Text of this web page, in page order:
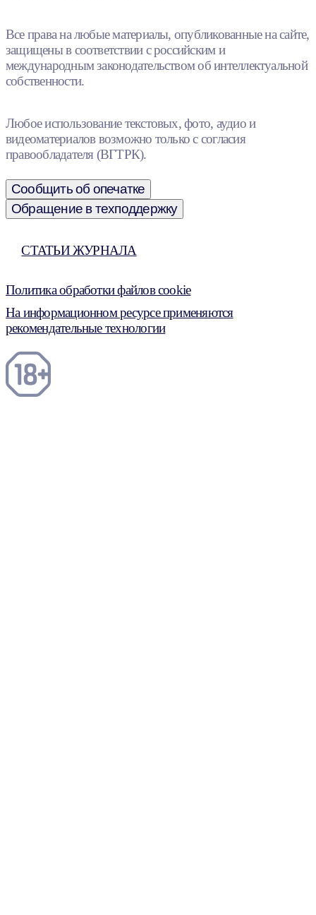
Все права на любые материалы, опубликованные на сайте,
защищены в соответствии с российским и
международным законодательством об интеллектуальной
собственности.
Любое использование текстовых, фото, аудио и
видеоматериалов возможно только с согласия
правообладателя (ВГТРК).
Сообщить об опечатке
Обращение в техподдержку
СТАТЬИ ЖУРНАЛА
Политика обработки файлов cookie
На информационном ресурсе применяются
рекомендательные технологии